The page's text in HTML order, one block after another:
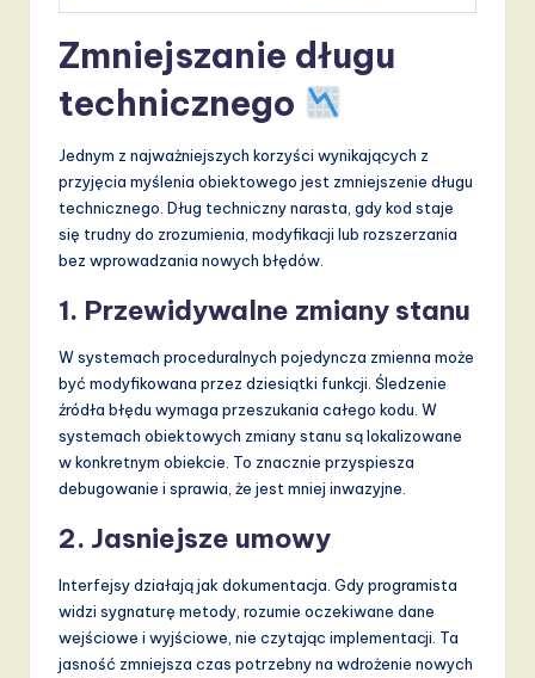
Zmniejszanie długu
technicznego
Jednym z najważniejszych korzyści wynikających z
przyjęcia myślenia obiektowego jest zmniejszenie długu
technicznego. Dług techniczny narasta, gdy kod staje
się trudny do zrozumienia, modyfikacji lub rozszerzania
bez wprowadzania nowych błędów.
1. Przewidywalne zmiany stanu
W systemach proceduralnych pojedyncza zmienna może
być modyfikowana przez dziesiątki funkcji. Śledzenie
źródła błędu wymaga przeszukania całego kodu. W
systemach obiektowych zmiany stanu są lokalizowane
w konkretnym obiekcie. To znacznie przyspiesza
debugowanie i sprawia, że jest mniej inwazyjne.
2. Jasniejsze umowy
Interfejsy działają jak dokumentacja. Gdy programista
widzi sygnaturę metody, rozumie oczekiwane dane
wejściowe i wyjściowe, nie czytając implementacji. Ta
jasność zmniejsza czas potrzebny na wdrożenie nowych